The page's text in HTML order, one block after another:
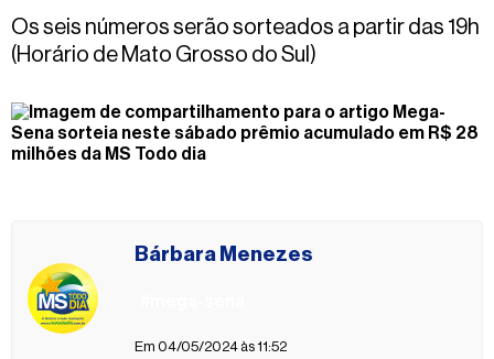
Os seis números serão sorteados a partir das 19h
(Horário de Mato Grosso do Sul)
Bárbara Menezes
Em 04/05/2024 às 11:52